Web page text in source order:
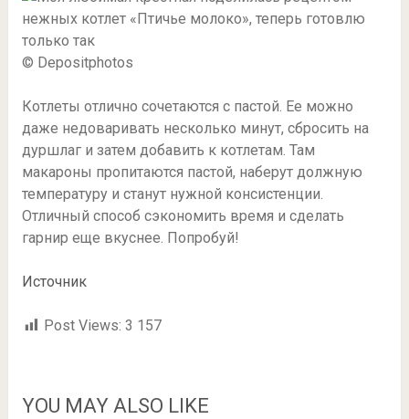
© Depositphotos
Котлеты отлично сочетаются с пастой. Ее можно
даже недоваривать несколько минут, сбросить на
дуршлаг и затем добавить к котлетам. Там
макароны пропитаются пастой, наберут должную
температуру и станут нужной консистенции.
Отличный способ сэкономить время и сделать
гарнир еще вкуснее. Попробуй!
Источник
Post Views: 3 157
YOU MAY ALSO LIKE